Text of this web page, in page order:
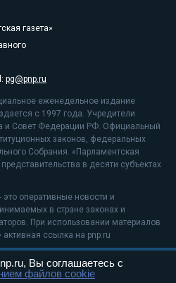
газета»
pg@pnp.ru
еженедельное издание
с 1997 года. Учредители
и Совет Федерации РФ. Официальный
законов, федеральных
Собрания. «Парламентская
в десяти субъектах
это оперативные новости и
в стране законах и
При использовании материалов
активная ссылка на pnp.ru
рекомендательные
Вы соглашаетесь с
файлов cookie